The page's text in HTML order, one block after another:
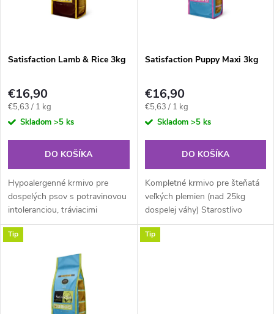
e
p
r
o
d
u
k
s
p
r
o
d
u
k
Satisfaction Lamb & Rice 3kg
€16,90
Jednotková
cena:
€5,63 / 1 kg
Skladom >5 ks
DO KOŠÍKA
Hypoalergenné krmivo pre
dospelých psov s potravinovou
intoleranciou, tráviacimi
ťažkosťami alebo prejavmi
kožných chorôb. Stredne veľké
Satisfaction Puppy Maxi 3kg
€16,90
Jednotková
cena:
€5,63 / 1 kg
Skladom >5 ks
DO KOŠÍKA
Kompletné krmivo pre šteňatá
veľkých plemien (nad 25kg
dospelej váhy) Starostlivo
vyberané kvalitné suroviny,
veľký podiel mäsa a ryže robia z
Tip Tip